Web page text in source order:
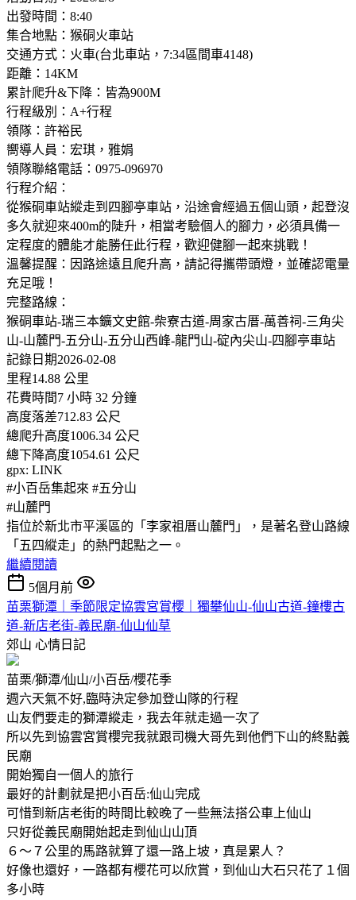
出發時間：8:40
集合地點：猴硐火車站
交通方式：火車(台北車站，7:34區間車4148)
距離：14KM
累計爬升&下降：皆為900M
行程級別：A+行程
領隊：許裕民
嚮導人員：宏琪，雅娟
領隊聯絡電話：0975-096970
行程介紹：
從猴硐車站縱走到四腳亭車站，沿途會經過五個山頭，起登沒
多久就迎來400m的陡升，相當考驗個人的腳力，必須具備一
定程度的體能才能勝任此行程，歡迎健腳一起來挑戰！
溫馨提醒：因路途遠且爬升高，請記得攜帶頭燈，並確認電量
充足哦！
完整路線：
猴硐車站-瑞三本鑛文史館-柴寮古道-周家古厝-萬善祠-三角尖
山-山麓門-五分山-五分山西峰-龍門山-碇內尖山-四腳亭車站
記錄日期2026-02-08
里程14.88 公里
花費時間7 小時 32 分鐘
高度落差712.83 公尺
總爬升高度1006.34 公尺
總下降高度1054.61 公尺
gpx: LINK
#小百岳集起來 #五分山
#山麓門
指位於新北市平溪區的「李家祖厝山麓門」，是著名登山路線
「五四縱走」的熱門起點之一。
繼續閱讀
5個月前
苗栗獅潭｜季節限定協雲宮賞櫻｜獨攀仙山-仙山古道-鐘樓古
道-新店老街-義民廟-仙山仙草
郊山 心情日記
苗栗/獅潭/仙山/小百岳/櫻花季
週六天氣不好,臨時決定參加登山隊的行程
山友們要走的獅潭縱走，我去年就走過一次了
所以先到協雲宮賞櫻完我就跟司機大哥先到他們下山的終點義
民廟
開始獨自一個人的旅行
最好的計劃就是把小百岳:仙山完成
可惜到新店老街的時間比較晚了一些無法搭公車上仙山
只好從義民廟開始起走到仙山山頂
６～７公里的馬路就算了還一路上坡，真是累人？
好像也還好，一路都有櫻花可以欣賞，到仙山大石只花了１個
多小時